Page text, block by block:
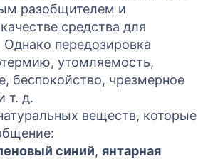
разобщителем и
средства для
передозировка
утомляемость,
беспокойство, чрезмерное
т. д.
веществ, которые
синий, янтарная